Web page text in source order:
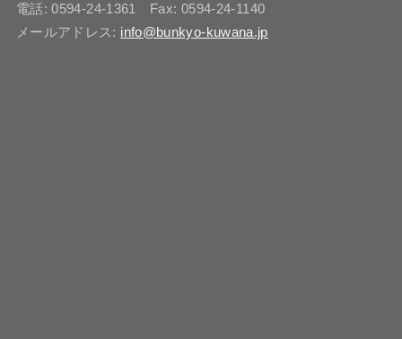
電話: 0594-24-1361 Fax: 0594-24-1140
メールアドレス: info@bunkyo-kuwana.jp